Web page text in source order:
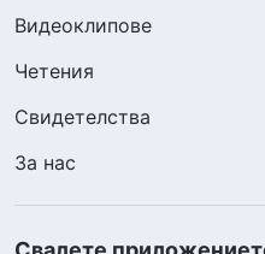
Видеоклипове
Четения
Свидетелства
За нас